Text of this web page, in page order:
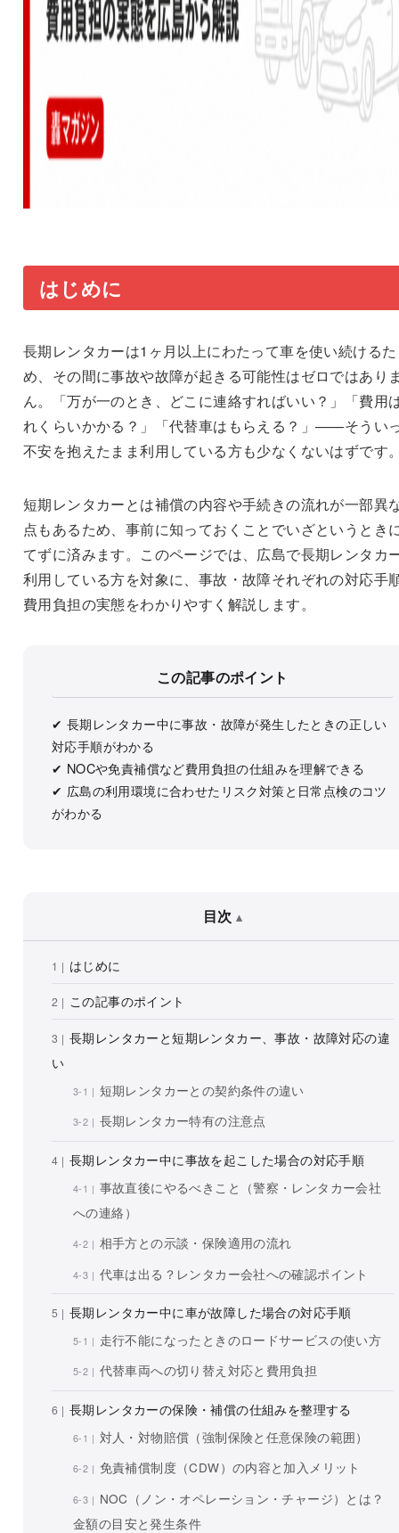
はじめに
長期レンタカーは1ヶ月以上にわたって車を使い続けるた
め、その間に事故や故障が起きる可能性はゼロではあり
ん。「万が一のとき、どこに連絡すればいい？」「費用
れくらいかかる？」「代替車はもらえる？」——そうい
不安を抱えたまま利用している方も少なくないはずです
短期レンタカーとは補償の内容や手続きの流れが一部異
点もあるため、事前に知っておくことでいざというとき
てずに済みます。このページでは、広島で長期レンタカ
利用している方を対象に、事故・故障それぞれの対応手
費用負担の実態をわかりやすく解説します。
この記事のポイント
✔ 長期レンタカー中に事故・故障が発生したときの正しい
対応手順がわかる
✔ NOCや免責補償など費用負担の仕組みを理解できる
✔ 広島の利用環境に合わせたリスク対策と日常点検のコツ
がわかる
目次
はじめに
この記事のポイント
長期レンタカーと短期レンタカー、事故・故障対応の違
い
短期レンタカーとの契約条件の違い
長期レンタカー特有の注意点
長期レンタカー中に事故を起こした場合の対応手順
事故直後にやるべきこと（警察・レンタカー会社
への連絡）
相手方との示談・保険適用の流れ
代車は出る？レンタカー会社への確認ポイント
長期レンタカー中に車が故障した場合の対応手順
走行不能になったときのロードサービスの使い方
代替車両への切り替え対応と費用負担
長期レンタカーの保険・補償の仕組みを整理する
対人・対物賠償（強制保険と任意保険の範囲）
免責補償制度（CDW）の内容と加入メリット
NOC（ノン・オペレーション・チャージ）とは？
金額の目安と発生条件